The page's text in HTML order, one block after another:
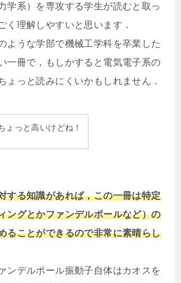
学系）を専攻する学生が読むと取っ
く理解しやすいと思います．
ような学部で機械工学科を卒業した
一冊で，もしかすると電気電子系の
ょっと読みにくいかもしれません．
ょっと高いけどね！
する知識があれば，この一冊は特定
ングとかファンデルポールなど）の
ることができるので非常に素晴らし
ンデルポール振動子自体はカオスを